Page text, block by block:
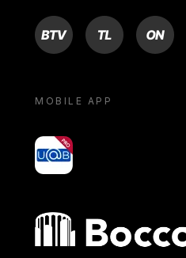
BTV TL ON
MOBILE APP
yoU@B
Bocconi shop